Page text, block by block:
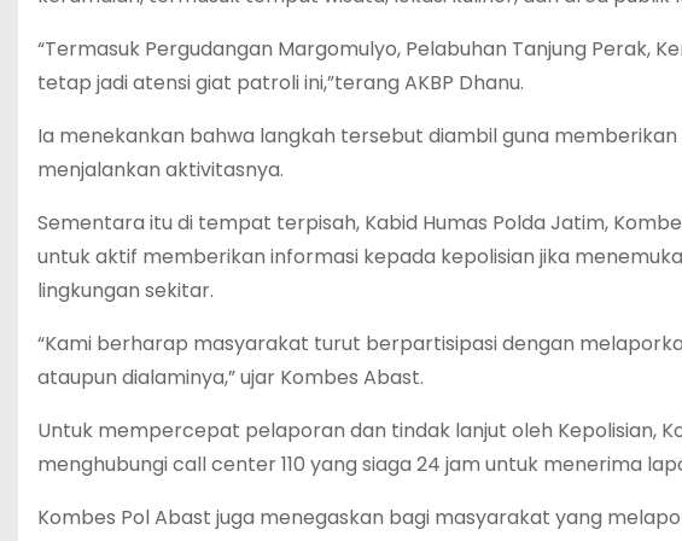
“Termasuk Pergudangan Margomulyo, Pelabuhan Tanjung Perak,
tetap jadi atensi giat patroli ini,”terang AKBP Dhanu.
Ia menekankan bahwa langkah tersebut diambil guna
menjalankan aktivitasnya.
Sementara itu di tempat terpisah, Kabid Humas Polda Jatim,
untuk aktif memberikan informasi kepada kepolisian jika
lingkungan sekitar.
“Kami berharap masyarakat turut berpartisipasi dengan
ataupun dialaminya,” ujar Kombes Abast.
Untuk mempercepat pelaporan dan tindak lanjut oleh Kepolisian,
menghubungi call center 110 yang siaga 24 jam untuk menerima
Kombes Pol Abast juga menegaskan bagi masyarakat yang